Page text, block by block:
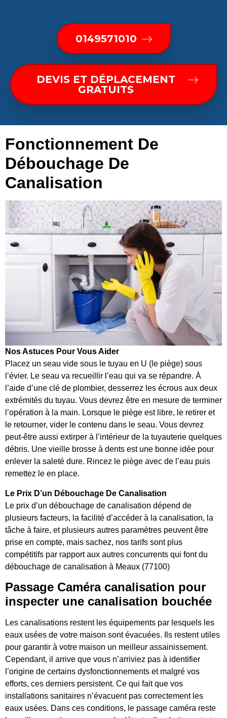
0149571010
DEVIS ET DÉPLACEMENT
GRATUITS
Fonctionnement De
Débouchage De
Canalisation
Nos Astuces Pour Vous Aider
Placez un seau vide sous le tuyau en U (le piège) sous
l’évier. Le seau va recueillir l’eau qui va se répandre. À
l’aide d’une clé de plombier, desserrez les écrous aux deux
extrémités du tuyau. Vous devrez être en mesure de terminer
l’opération à la main. Lorsque le piège est libre, le retirer et
le retourner, vider le contenu dans le seau. Vous devrez
peut-être aussi extirper à l’intérieur de la tuyauterie quelques
débris. Une vieille brosse à dents est une bonne idée pour
enlever la saleté dure. Rincez le piège avec de l’eau puis
remettez le en place.
Le Prix D’un Débouchage De Canalisation
Le prix d’un débouchage de canalisation dépend de
plusieurs facteurs, la facilité d’accéder à la canalisation, la
tâche à faire, et plusieurs autres paramètres peuvent être
prise en compte, mais sachez, nos tarifs sont plus
compétitifs par rapport aux autres concurrents qui font du
débouchage de canalisation à Meaux (77100)
Passage Caméra canalisation pour
inspecter une canalisation bouchée
Les canalisations restent les équipements par lesquels les
eaux usées de votre maison sont évacuées. Ils restent utiles
pour garantir à votre maison un meilleur assainissement.
Cependant, il arrive que vous n’arriviez pas à identifier
l’origine de certains dysfonctionnements et malgré vos
efforts, ces derniers persistent. Ce qui fait que vos
installations sanitaires n’évacuent pas correctement les
eaux usées. Dans ces conditions, le passage caméra reste